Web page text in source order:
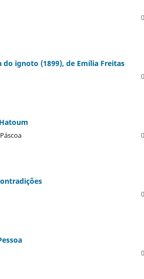
ignoto (1899), de Emília Freitas